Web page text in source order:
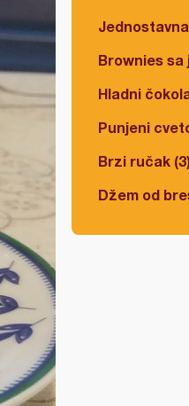
Brownies sa
Hladni
Punjeni
Brzi ručak
Džem od